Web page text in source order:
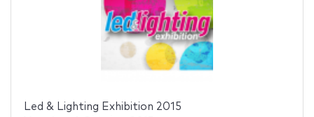
Led & Lighting Exhibition 2015